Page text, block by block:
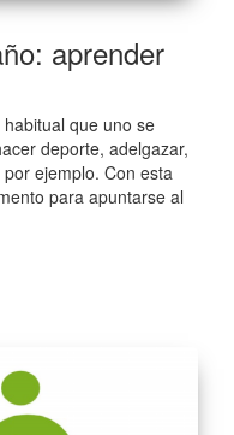
aprender
que uno se
deporte, adelgazar,
ejemplo. Con esta
para apuntarse al